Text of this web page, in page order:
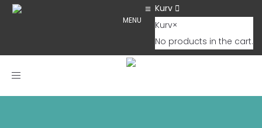
Kurv
Kurv×
No products in the cart.
MENU
Toggle navigation